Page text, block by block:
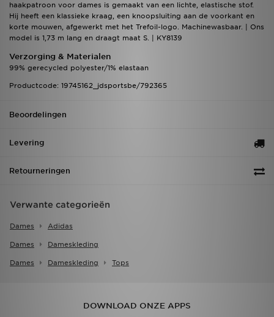
haakpatroon voor dames is gemaakt van een lichte, elastische stof.
Hij heeft een klassieke kraag, een knoopsluiting aan de voorkant en
korte mouwen, afgewerkt met het Trefoil-logo. Machinewasbaar. | Ons
model is 1,73 m lang en draagt maat S. | KY8139
Verzorging & Materialen
99% gerecycled polyester/1% elastaan
Productcode: 19745162_jdsportsbe/792365
Beoordelingen
Levering
Retourneringen
Verwante categorieën
Dames Adidas
Dames Dameskleding
Dames Dameskleding Tops
DOWNLOAD ONZE APPS